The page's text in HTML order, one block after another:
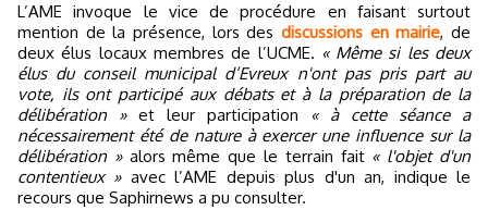
L’AME invoque le vice de procédure en faisant surtout
mention de la présence, lors des discussions en mairie, de
deux élus locaux membres de l’UCME. « Même si les deux
élus du conseil municipal d’Evreux n'ont pas pris part au
vote, ils ont participé aux débats et à la préparation de la
délibération »et leur participation
« à cette séance a
nécessairement été de nature à exercer une influence sur la
délibération »alors même que le terrain fait « l'objet d'un
contentieux »avec l’AME depuis plus d'un an, indique le
recours que Saphirnews a pu consulter.